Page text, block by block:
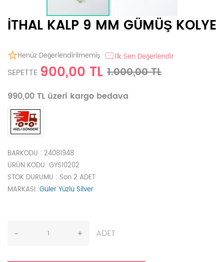
İTHAL KALP 9 MM GÜMÜŞ KOLYE
Henüz Değerlendirilmemiş İlk Sen Değerlendir
SEPETTE 900,00 TL 1.000,00 TL
990,00 TL üzeri kargo bedava
BARKODU : 24081948
ÜRÜN KODU: GYS10202
STOK DURUMU : Son 2 ADET
MARKASI :Güler Yüzlü Silver
- + ADET